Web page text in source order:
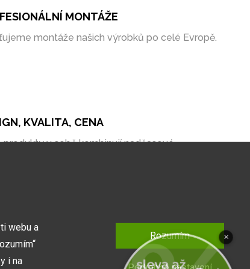
MONTÁŽE
montáže našich výrobků po celé Evropě.
KVALITA, CENA
produkty v sobě kombinují nadčasové
webu a
i na
Rozumím ×